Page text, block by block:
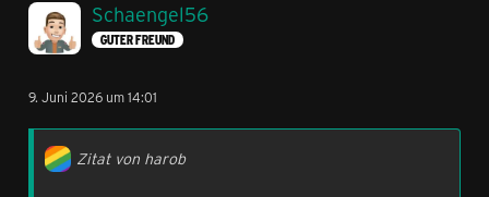
Schaengel56
GUTER FREUND
9. Juni 2026 um 14:01
Zitat von harob